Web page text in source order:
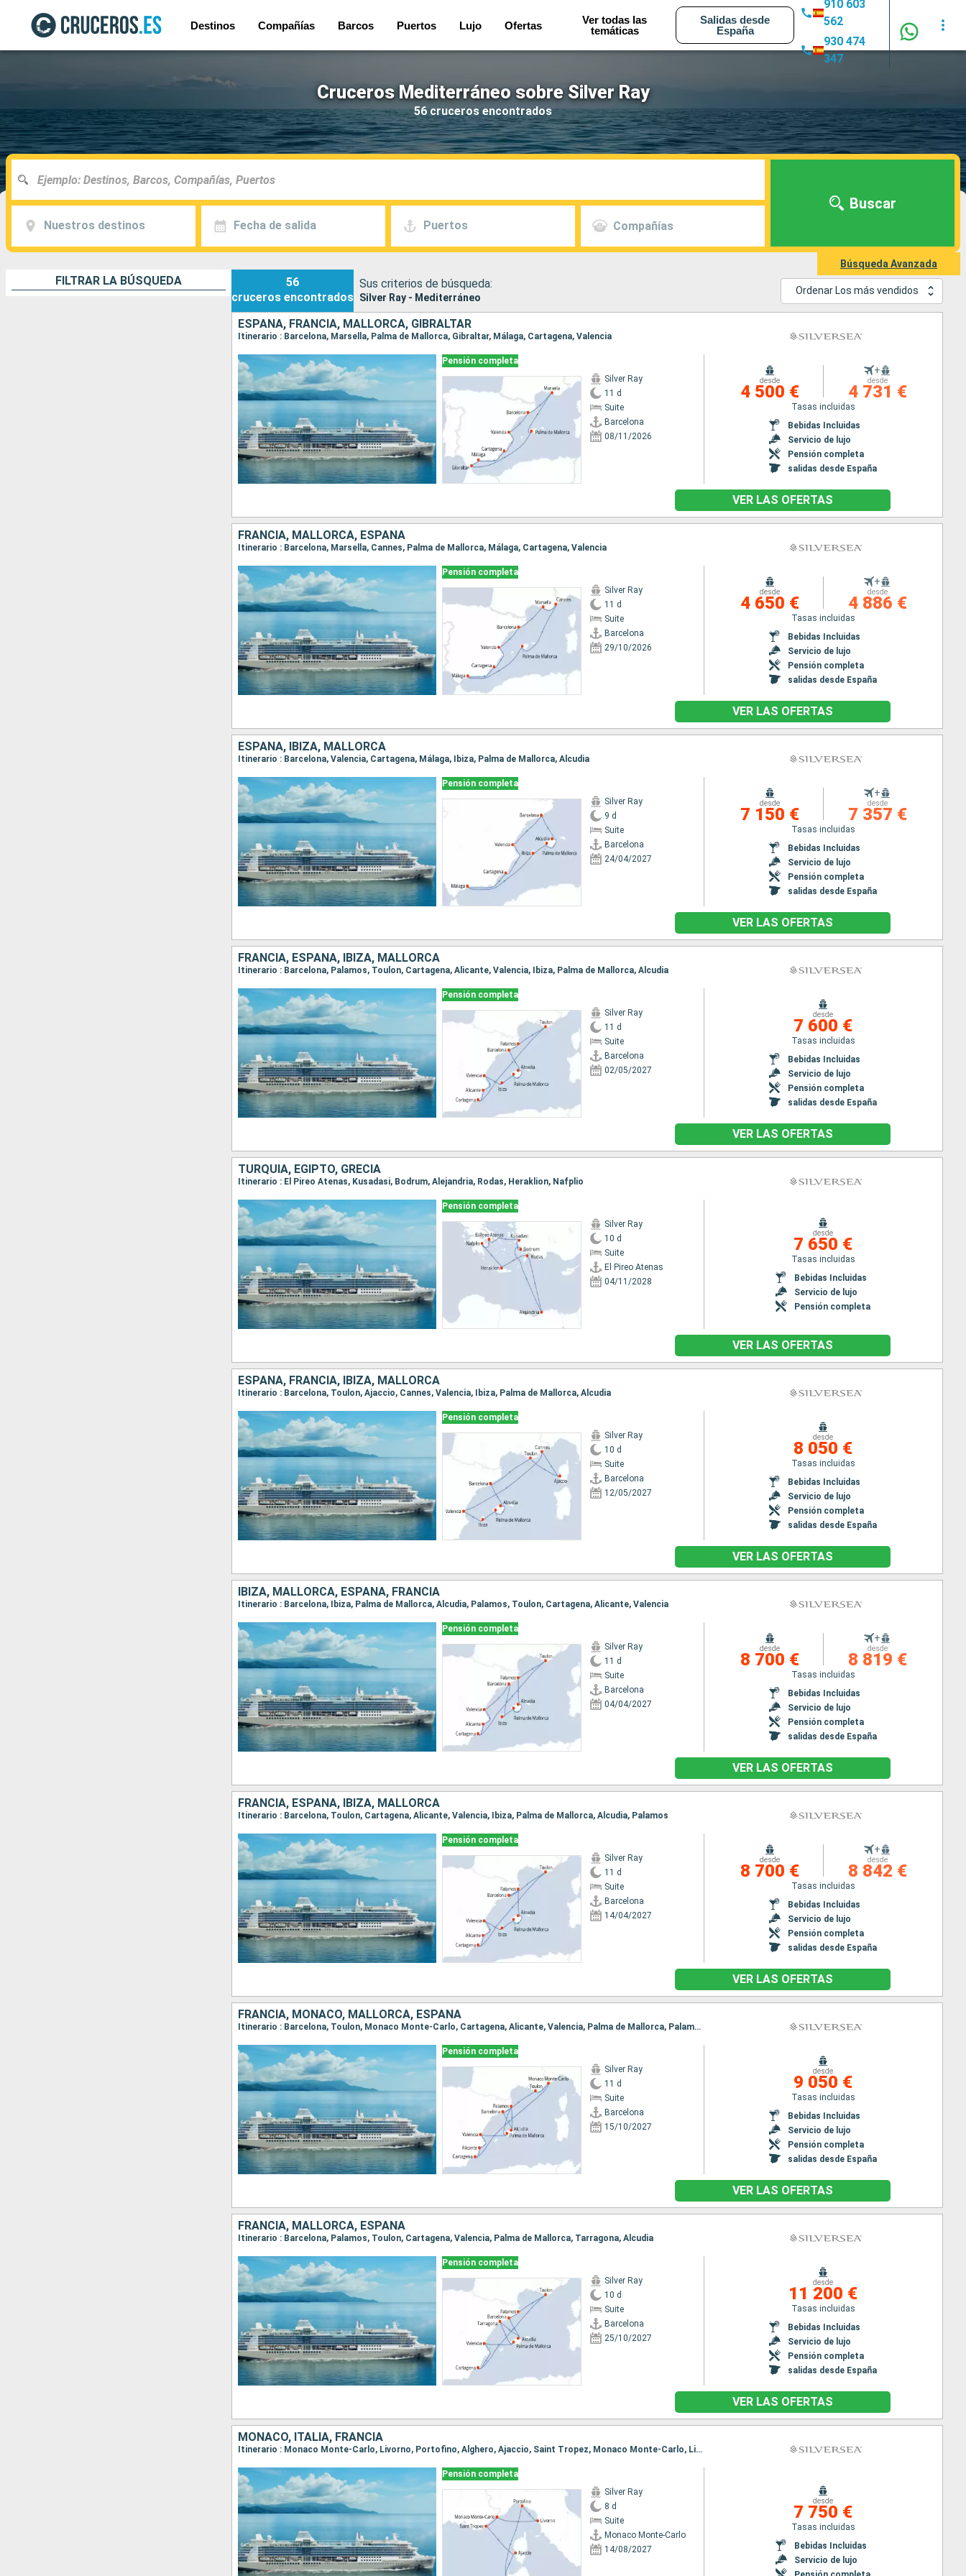
Destinos Compañías Barcos Puertos Lujo Ofertas
Ver todas las
temáticas
Salidas desde
España
910 603
562
930 474
347
Cruceros Mediterráneo sobre Silver Ray
56 cruceros encontrados
Nuestros destinos Fecha de salida Puertos Compañías
Buscar
Búsqueda Avanzada
FILTRAR LA BÚSQUEDA
56
cruceros encontrados
Sus criterios de búsqueda:
Silver Ray - Mediterráneo
Ordenar Los más vendidos
ESPAÑA, FRANCIA, MALLORCA, GIBRALTAR
Itinerario : Barcelona, Marsella, Palma de Mallorca, Gibraltar, Málaga, Cartagena, Valencia
Pensión completa
Silver Ray
11 d
Suite
Barcelona
08/11/2026
desde
4 500 €
+
desde
4 731 €
Tasas incluidas
Bebidas Incluidas
Servicio de lujo
Pensión completa
salidas desde España
VER LAS OFERTAS
FRANCIA, MALLORCA, ESPAÑA
Itinerario : Barcelona, Marsella, Cannes, Palma de Mallorca, Málaga, Cartagena, Valencia
Pensión completa
Silver Ray
11 d
Suite
Barcelona
29/10/2026
desde
4 650 €
+
desde
4 886 €
Tasas incluidas
Bebidas Incluidas
Servicio de lujo
Pensión completa
salidas desde España
VER LAS OFERTAS
ESPAÑA, IBIZA, MALLORCA
Itinerario : Barcelona, Valencia, Cartagena, Málaga, Ibiza, Palma de Mallorca, Alcudia
Pensión completa
Silver Ray
9 d
Suite
Barcelona
24/04/2027
desde
7 150 €
+
desde
7 357 €
Tasas incluidas
Bebidas Incluidas
Servicio de lujo
Pensión completa
salidas desde España
VER LAS OFERTAS
FRANCIA, ESPAÑA, IBIZA, MALLORCA
Itinerario : Barcelona, Palamos, Toulon, Cartagena, Alicante, Valencia, Ibiza, Palma de Mallorca, Alcudia
Pensión completa
Silver Ray
11 d
Suite
Barcelona
02/05/2027
desde
7 600 €
Tasas incluidas
Bebidas Incluidas
Servicio de lujo
Pensión completa
salidas desde España
VER LAS OFERTAS
TURQUÍA, EGIPTO, GRECIA
Itinerario : El Pireo Atenas, Kusadasi, Bodrum, Alejandria, Rodas, Heraklion, Nafplio
Pensión completa
Silver Ray
10 d
Suite
El Pireo Atenas
04/11/2028
desde
7 650 €
Tasas incluidas
Bebidas Incluidas
Servicio de lujo
Pensión completa
VER LAS OFERTAS
ESPAÑA, FRANCIA, IBIZA, MALLORCA
Itinerario : Barcelona, Toulon, Ajaccio, Cannes, Valencia, Ibiza, Palma de Mallorca, Alcudia
Pensión completa
Silver Ray
10 d
Suite
Barcelona
12/05/2027
desde
8 050 €
Tasas incluidas
Bebidas Incluidas
Servicio de lujo
Pensión completa
salidas desde España
VER LAS OFERTAS
IBIZA, MALLORCA, ESPAÑA, FRANCIA
Itinerario : Barcelona, Ibiza, Palma de Mallorca, Alcudia, Palamos, Toulon, Cartagena, Alicante, Valencia
Pensión completa
Silver Ray
11 d
Suite
Barcelona
04/04/2027
desde
8 700 €
+
desde
8 819 €
Tasas incluidas
Bebidas Incluidas
Servicio de lujo
Pensión completa
salidas desde España
VER LAS OFERTAS
FRANCIA, ESPAÑA, IBIZA, MALLORCA
Itinerario : Barcelona, Toulon, Cartagena, Alicante, Valencia, Ibiza, Palma de Mallorca, Alcudia, Palamos
Pensión completa
Silver Ray
11 d
Suite
Barcelona
14/04/2027
desde
8 700 €
+
desde
8 842 €
Tasas incluidas
Bebidas Incluidas
Servicio de lujo
Pensión completa
salidas desde España
VER LAS OFERTAS
FRANCIA, MONACO, MALLORCA, ESPAÑA
Itinerario : Barcelona, Toulon, Monaco Monte-Carlo, Cartagena, Alicante, Valencia, Palma de Mallorca, Palamos, Alcudia
Pensión completa
Silver Ray
11 d
Suite
Barcelona
15/10/2027
desde
9 050 €
Tasas incluidas
Bebidas Incluidas
Servicio de lujo
Pensión completa
salidas desde España
VER LAS OFERTAS
FRANCIA, MALLORCA, ESPAÑA
Itinerario : Barcelona, Palamos, Toulon, Cartagena, Valencia, Palma de Mallorca, Tarragona, Alcudia
Pensión completa
Silver Ray
10 d
Suite
Barcelona
25/10/2027
desde
11 200 €
Tasas incluidas
Bebidas Incluidas
Servicio de lujo
Pensión completa
salidas desde España
VER LAS OFERTAS
MONACO, ITALIA, FRANCIA
Itinerario : Monaco Monte-Carlo, Livorno, Portofino, Alghero, Ajaccio, Saint Tropez, Monaco Monte-Carlo, Livorno, Portofino, Alghero, Ajaccio, Saint Tropez, Monaco Monte-Carlo
Pensión completa
Silver Ray
8 d
Suite
Monaco Monte-Carlo
14/08/2027
desde
7 750 €
Tasas incluidas
Bebidas Incluidas
Servicio de lujo